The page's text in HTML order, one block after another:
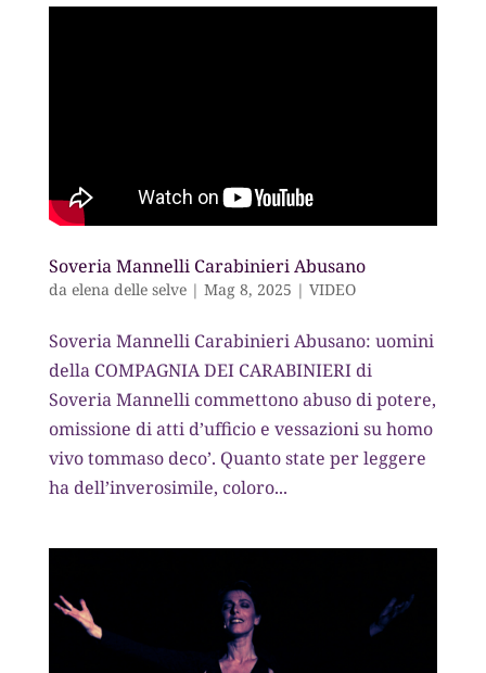
Soveria Mannelli Carabinieri Abusano
da elena delle selve| Mag 8, 2025 | VIDEO
Soveria Mannelli Carabinieri Abusano: uomini
della COMPAGNIA DEI CARABINIERI di
Soveria Mannelli commettono abuso di potere,
omissione di atti d’ufficio e vessazioni su homo
vivo tommaso deco’. Quanto state per leggere
ha dell’inverosimile, coloro...